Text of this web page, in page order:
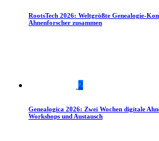
RootsTech 2026: Weltgrößte Genealogie-
Ahnenforscher zusammen
2
Genealogica 2026: Zwei Wochen digitale
Workshops und Austausch